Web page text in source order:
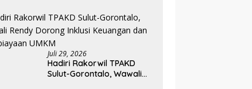
Pemkab Bolmong
Juli 29, 2026
Hadiri Rakorwil TPAKD
Sulut-Gorontalo, Wawali